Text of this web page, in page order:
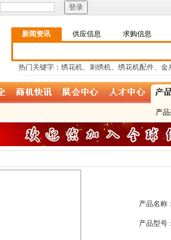
新闻资讯 供应信息 求购信息
热门关键字：绣花机、刺绣机、绣花机配件、金
产
产品名称：
产品型号